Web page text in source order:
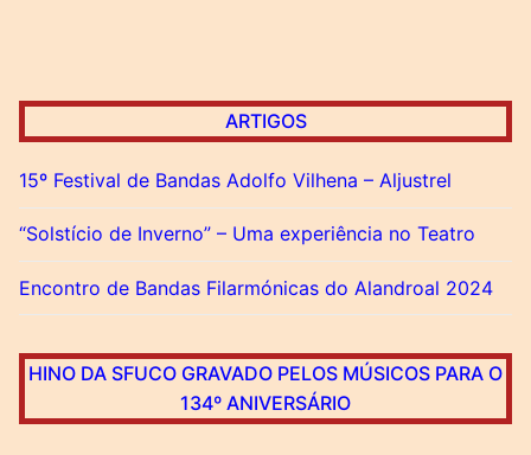
ARTIGOS
15º Festival de Bandas Adolfo Vilhena – Aljustrel
“Solstício de Inverno” – Uma experiência no Teatro
Encontro de Bandas Filarmónicas do Alandroal 2024
HINO DA SFUCO GRAVADO PELOS MÚSICOS PARA O
134º ANIVERSÁRIO